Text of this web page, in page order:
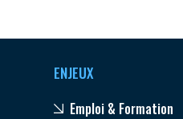
ENJEUX
Emploi & Formation